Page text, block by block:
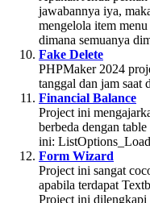
jawabannya iya,
mengelola item
dimana semuanya
Fake Delete
PHPMaker 2024
tanggal dan jam saat
Financial Balance
Project ini
berbeda dengan
ini:
Form Wizard
Project ini sangat
apabila terdapat
Project ini dilengkapi